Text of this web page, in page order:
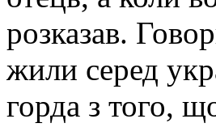
розказав.
жили серед
горда з того,